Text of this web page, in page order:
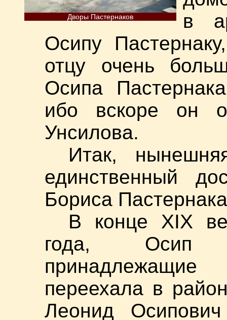
Дворы Пастернаков
в
Осипу
отцу очень
Осипа
ибо вскоре он
Унсилова.
Итак,
единственный
Бориса
В конце XIX
года, Осип
переехала в
Леонид